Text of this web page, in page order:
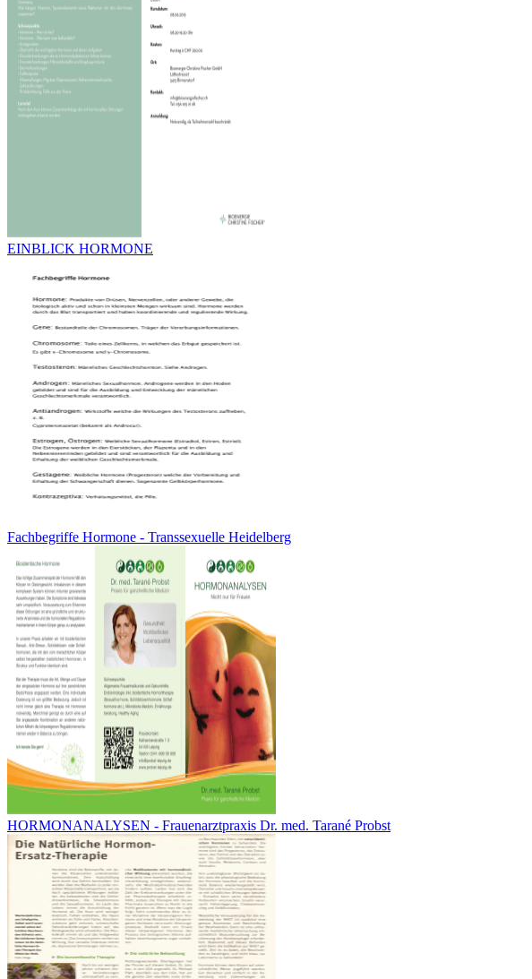
EINBLICK HORMONE
Fachbegriffe Hormone - Transsexuelle Heidelberg
HORMONANALYSEN - Frauenarztpraxis Dr. med. Tarané Probst